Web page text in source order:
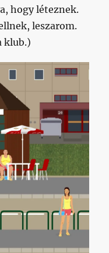
hogy léteznek.
leszarom.
klub.)